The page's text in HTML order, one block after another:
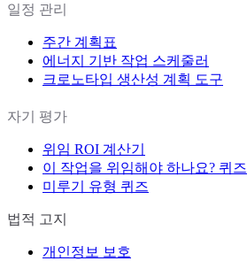
일정 관리
주간 계획표
에너지 기반 작업 스케줄러
크로노타입 생산성 계획 도구
자기 평가
위임 ROI 계산기
이 작업을 위임해야 하나요? 퀴즈
미루기 유형 퀴즈
법적 고지
개인정보 보호